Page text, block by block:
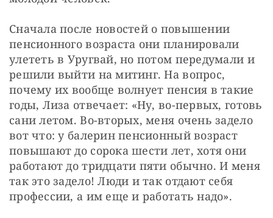
Сначала после новостей о повышении
пенсионного возраста они планировали
улететь в Уругвай, но потом передумали и
решили выйти на митинг. На вопрос,
почему их вообще волнует пенсия в такие
годы, Лиза отвечает: «Ну, во-первых, готовь
сани летом. Во-вторых, меня очень задело
вот что: у балерин пенсионный возраст
повышают до сорока шести лет, хотя они
работают до тридцати пяти обычно. И меня
так это задело! Люди и так отдают себя
профессии, а им еще и работать надо».